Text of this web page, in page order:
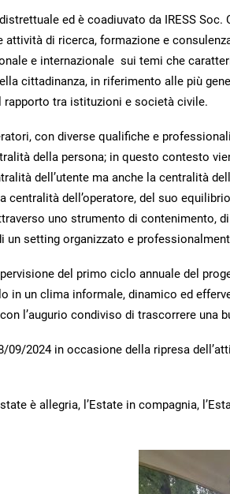
ed è coadiuvato da IRESS
attività di ricerca, formazione e
e internazionale sui temi che
cittadinanza, in riferimento alle più
tra istituzioni e società civile.
con diverse qualifiche e
della persona; in questo contesto
dell’utente ma anche la centralità
centralità dell’operatore, del suo
uno strumento di contenimento,
un setting organizzato e
del primo ciclo annuale del
in un clima informale, dinamico ed
l’augurio condiviso di trascorrere una
09/2024 in occasione della ripresa
è allegria, l’Estate in compagnia,